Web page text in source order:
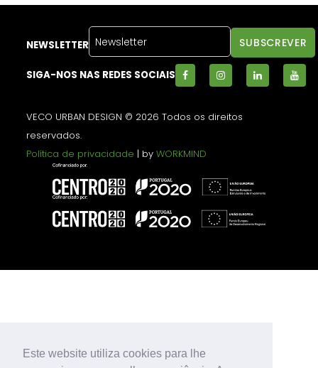
Este website utiliza cookies para lhe
NEWSLETTER
SIGA-NOS NAS REDES SOCIAIS
VECO URBAN DESIGN © 2026 Todos os direitos
reservados.
Política de privacidade | byWORKMIND